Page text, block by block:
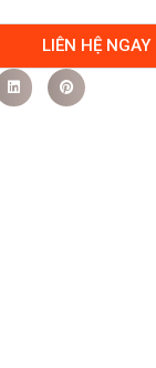
LIÊN HỆ NGAY